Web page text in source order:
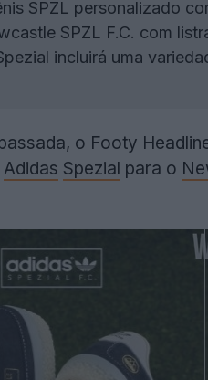
SPZL personalizado
SPZL F.C. com
incluirá uma
o Footy
Adidas Spezial para o